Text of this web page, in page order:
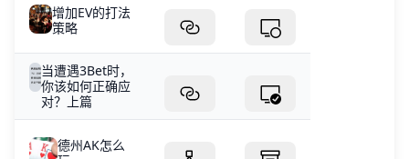
增加EV的打法
策略
当遭遇3Bet时，
你该如何正确应
对？上篇
德州AK怎么